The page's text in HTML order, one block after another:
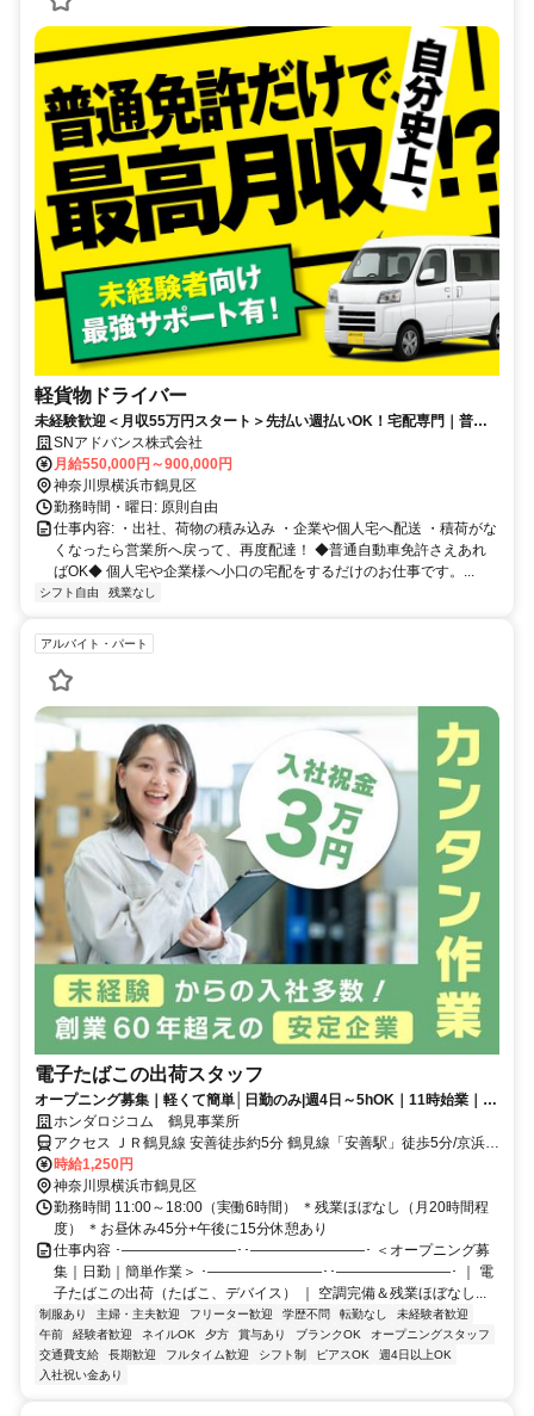
軽貨物ドライバー
未経験歓迎＜月収55万円スタート＞先払い週払いOK！宅配専門｜普通
免許のみでOK｜格安車両レンタル有り◎
SNアドバンス株式会社
月給550,000円～900,000円
神奈川県横浜市鶴見区
勤務時間・曜日: 原則自由
仕事内容: ・出社、荷物の積み込み ・企業や個人宅へ配送 ・積荷がな
くなったら営業所へ戻って、再度配達！ ◆普通自動車免許さえあれ
ばOK◆ 個人宅や企業様へ小口の宅配をするだけのお仕事です。...
シフト自由 残業なし
アルバイト・パート
電子たばこの出荷スタッフ
オープニング募集｜軽くて簡単│日勤のみ|週4日～5hOK｜11時始業｜空
調完備｜食堂・コンビニ併設
ホンダロジコム 鶴見事業所
アクセス ＪＲ鶴見線 安善徒歩約5分 鶴見線「安善駅」徒歩5分/京浜東
北・根岸線「川崎駅」からバス13分、自転車20分
時給1,250円
神奈川県横浜市鶴見区
勤務時間 11:00～18:00（実働6時間） ＊残業ほぼなし（月20時間程
度） ＊お昼休み45分+午後に15分休憩あり
仕事内容 ･――――――――･･――――――――･ ＜オープニング募
集｜日勤｜簡単作業＞ ･――――――――･･――――――――･ ｜ 電
子たばこの出荷（たばこ、デバイス） ｜ 空調完備＆残業ほぼなし...
制服あり 主婦・主夫歓迎 フリーター歓迎 学歴不問 転勤なし
未経験者歓迎
午前
経験者歓迎 ネイルOK 夕方 賞与あり ブランクOK
オープニングスタッフ
交通費支給
長期歓迎 フルタイム歓迎 シフト制 ピアスOK
週4日以上OK
入社祝い金あり